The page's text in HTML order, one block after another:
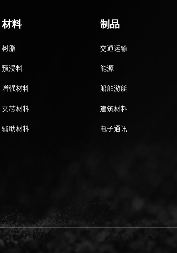
材料
树脂
预浸料
增强材料
夹芯材料
辅助材料
制品
交通运输
能源
船舶游艇
建筑材料
电子通讯